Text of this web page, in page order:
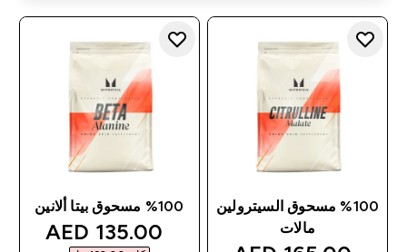
%100 مسحوق السيترولين
مالات
%100 مسحوق بيتا ألانين
price
135.00 AED‎